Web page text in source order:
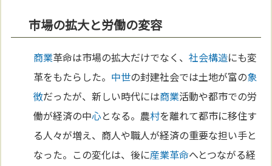
市場の拡大と労働の変容
商業革命は市場の拡大だけでなく、社会構造にも変
革をもたらした。 中世の封建社会では土地が富の象
徴だったが、新しい時代には商業活動や都市での労
働が経済の中心となる。農村を離れて都市に移住す
る人々が増え、商人や職人が経済の重要な担い手と
なった。この変化は、後に産業革命へとつながる経